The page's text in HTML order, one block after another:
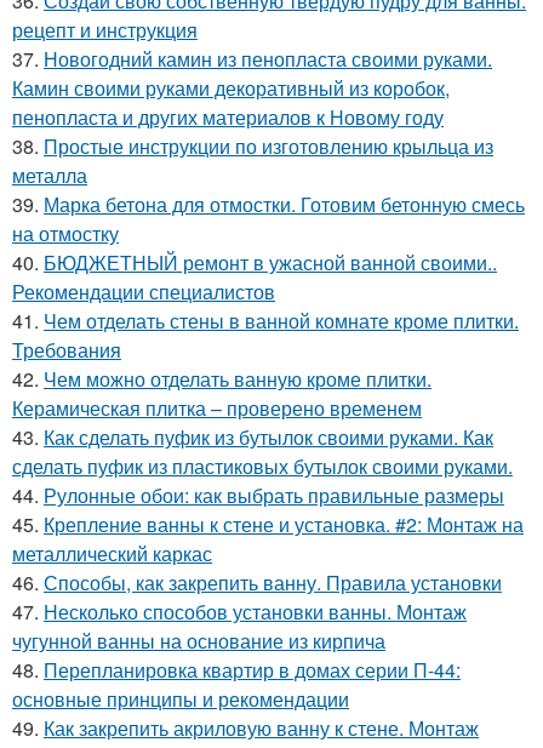
рецепт и инструкция
37. Новогодний камин из пенопласта своими руками.
Камин своими руками декоративный из коробок,
пенопласта и других материалов к Новому году
38. Простые инструкции по изготовлению крыльца из
металла
39. Марка бетона для отмостки. Готовим бетонную смесь
на отмостку
40. БЮДЖЕТНЫЙ ремонт в ужасной ванной своими..
Рекомендации специалистов
41. Чем отделать стены в ванной комнате кроме плитки.
Требования
42. Чем можно отделать ванную кроме плитки.
Керамическая плитка – проверено временем
43. Как сделать пуфик из бутылок своими руками. Как
сделать пуфик из пластиковых бутылок своими руками.
44. Рулонные обои: как выбрать правильные размеры
45. Крепление ванны к стене и установка. #2: Монтаж на
металлический каркас
46. Способы, как закрепить ванну. Правила установки
47. Несколько способов установки ванны. Монтаж
чугунной ванны на основание из кирпича
48. Перепланировка квартир в домах серии П-44:
основные принципы и рекомендации
49. Как закрепить акриловую ванну к стене. Монтаж